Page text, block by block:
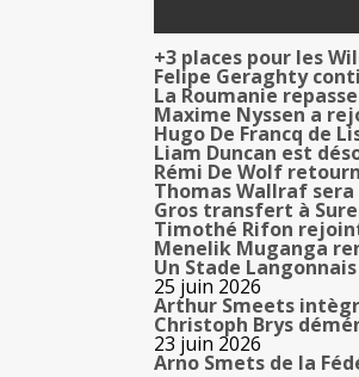
+3 places pour les
Felipe Geraghty
La Roumanie
Maxime Nyssen a
Hugo De Francq de
Liam Duncan est
Rémi De Wolf
Thomas Wallraf
Gros transfert à
Timothé Rifon
Menelik Muganga
Un Stade
25 juin 2026
Arthur Smeets
Christoph Brys
23 juin 2026
Arno Smets de la